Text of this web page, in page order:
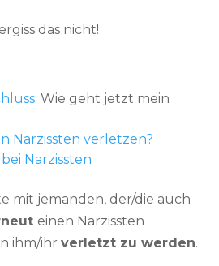
das nicht!
: Wie geht jetzt mein
Narzissten verletzen?
Narzissten
mit jemanden, der/die auch
einen Narzissten
ihm/ihrverletzt zu werden.